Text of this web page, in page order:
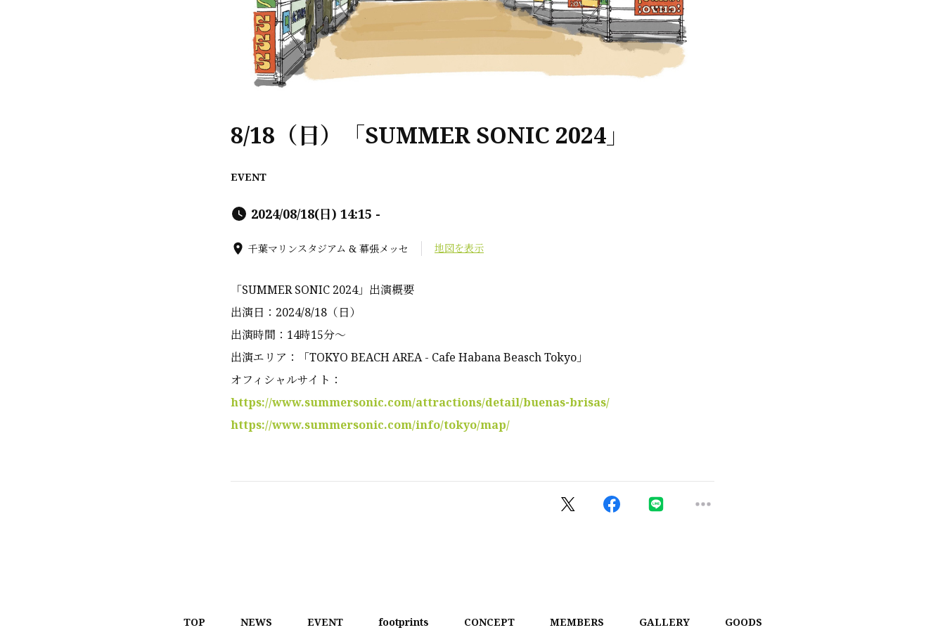
8/18（日）「SUMMER SONIC 2024」
EVENT
2024/08/18(日) 14:15 -
千葉マリンスタジアム & 幕張メッセ 地図を表示
「SUMMER SONIC 2024」出演概要
出演日：2024/8/18（日）
出演時間：14時15分〜
出演エリア：「TOKYO BEACH AREA - Cafe Habana Beasch Tokyo」
オフィシャルサイト：
https://www.summersonic.com/attractions/detail/buenas-brisas/
https://www.summersonic.com/info/tokyo/map/
TOP NEWS EVENT footprints CONCEPT MEMBERS GALLERY GOODS